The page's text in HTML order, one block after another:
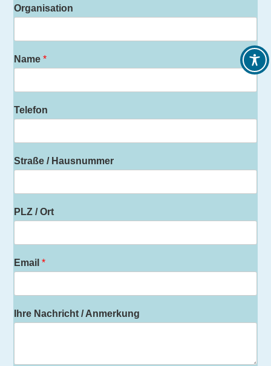
Organisation
Name*
Telefon
Straße / Hausnummer
PLZ / Ort
Email*
Ihre Nachricht / Anmerkung